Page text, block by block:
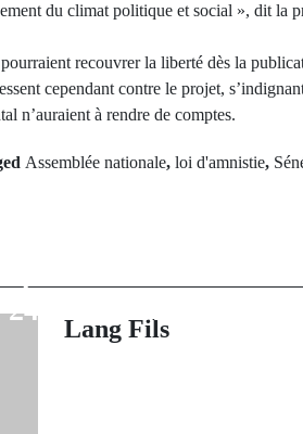
du climat politique et social », dit la
pourraient recouvrer la liberté dès la
cependant contre le projet,
n’auraient à rendre de comptes.
Assemblée nationale, loi d'amnistie,
Mars 2024
Lang Fils